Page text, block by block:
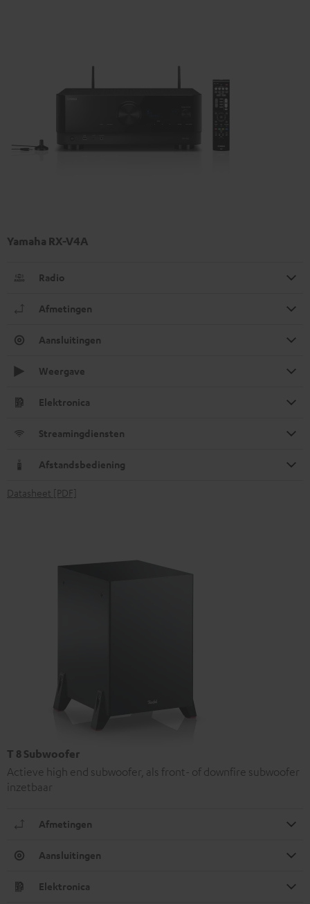
Yamaha RX-V4A
Radio
Afmetingen
Aansluitingen
Weergave
Elektronica
Streamingdiensten
Afstandsbediening
Datasheet [PDF]
T 8 Subwoofer
Actieve high end subwoofer, als front- of downfire subwoofer
inzetbaar
Afmetingen
Aansluitingen
Elektronica